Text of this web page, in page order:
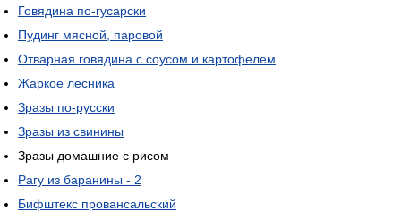
Говядина по-гусарски
Пудинг мясной, паровой
Отварная говядина с соусом и картофелем
Жаркое лесника
Зразы по-русски
Зразы из свинины
Зразы домашние с рисом
Рагу из баранины - 2
Бифштекс провансальский